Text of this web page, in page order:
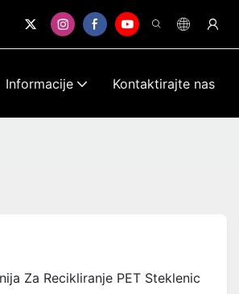
Informacije Kontaktirajte nas
Za Recikliranje PET Steklenic